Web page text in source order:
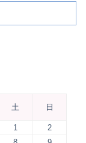
土 日
1
2